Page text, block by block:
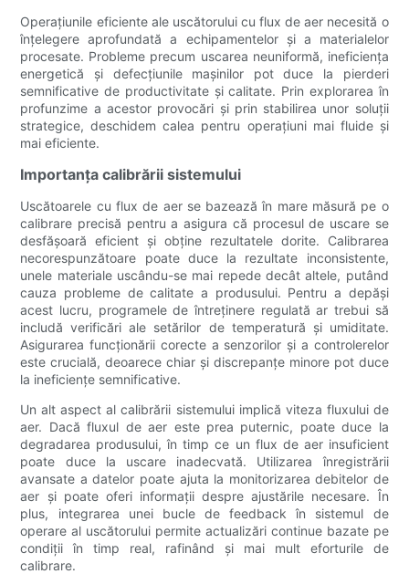
Operațiunile eficiente ale uscătorului cu flux de aer necesită o
înțelegere aprofundată a echipamentelor și a materialelor
procesate. Probleme precum uscarea neuniformă, ineficiența
energetică și defecțiunile mașinilor pot duce la pierderi
semnificative de productivitate și calitate. Prin explorarea în
profunzime a acestor provocări și prin stabilirea unor soluții
strategice, deschidem calea pentru operațiuni mai fluide și
mai eficiente.
Importanța calibrării sistemului
Uscătoarele cu flux de aer se bazează în mare măsură pe o
calibrare precisă pentru a asigura că procesul de uscare se
desfășoară eficient și obține rezultatele dorite. Calibrarea
necorespunzătoare poate duce la rezultate inconsistente,
unele materiale uscându-se mai repede decât altele, putând
cauza probleme de calitate a produsului. Pentru a depăși
acest lucru, programele de întreținere regulată ar trebui să
includă verificări ale setărilor de temperatură și umiditate.
Asigurarea funcționării corecte a senzorilor și a controlerelor
este crucială, deoarece chiar și discrepanțe minore pot duce
la ineficiențe semnificative.
Un alt aspect al calibrării sistemului implică viteza fluxului de
aer. Dacă fluxul de aer este prea puternic, poate duce la
degradarea produsului, în timp ce un flux de aer insuficient
poate duce la uscare inadecvată. Utilizarea înregistrării
avansate a datelor poate ajuta la monitorizarea debitelor de
aer și poate oferi informații despre ajustările necesare. În
plus, integrarea unei bucle de feedback în sistemul de
operare al uscătorului permite actualizări continue bazate pe
condiții în timp real, rafinând și mai mult eforturile de
calibrare.